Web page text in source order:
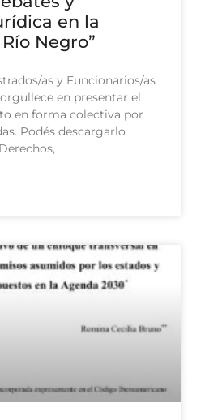
en la
Negro”
as y Funcionarios/as
en presentar el
en forma colectiva por
Podés descargarlo